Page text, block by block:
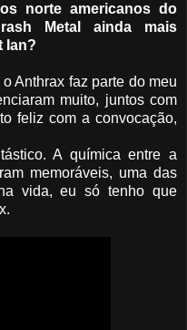
norte americanos do
Metal ainda mais
Ian?
Anthrax faz parte do meu
muito, juntos com
feliz com a convocação,
A química entre a
memoráveis, uma das
vida, eu só tenho que